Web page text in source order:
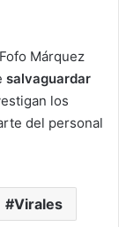
Márquez
salvaguardar
los
del personal
Virales